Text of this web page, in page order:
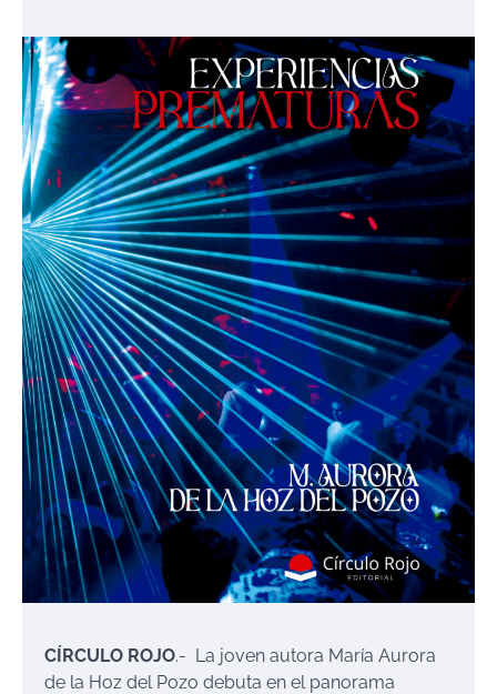
CÍRCULO ROJO.- La joven autora María Aurora
de la Hoz del Pozo debuta en el panorama